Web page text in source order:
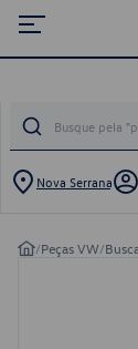
Nova Serrana
/Peças VW/